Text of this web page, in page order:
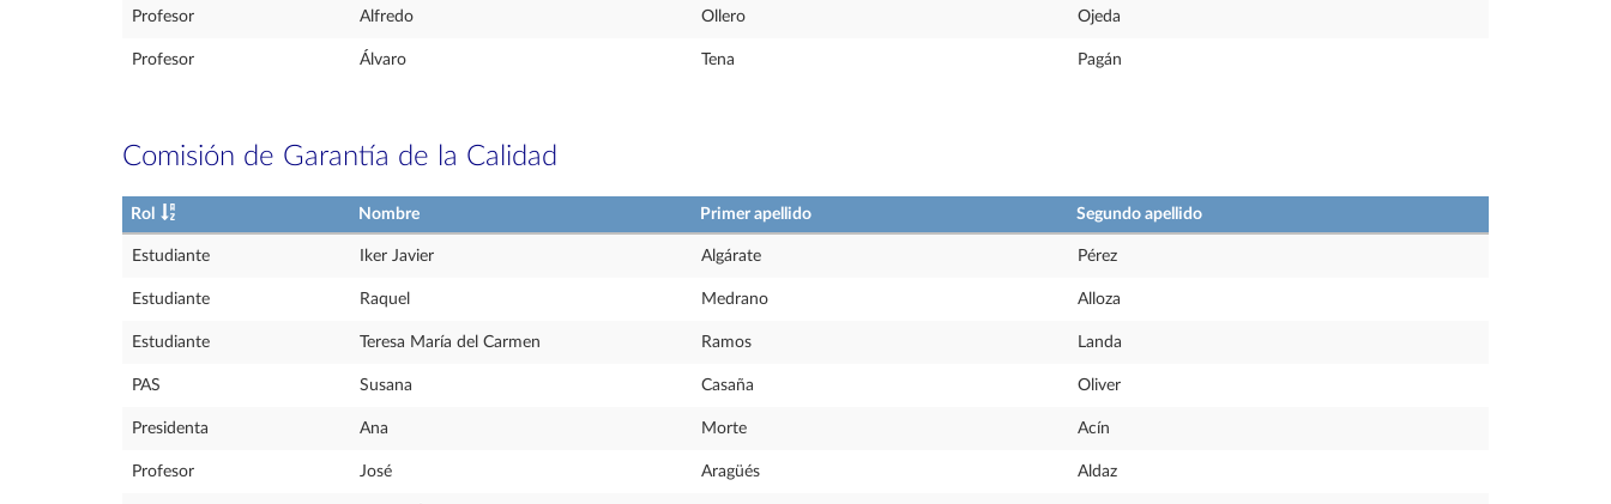
Profesor Alfredo Ollero Ojeda
Profesor Álvaro Tena Pagán
Comisión de Garantía de la Calidad
Rol Nombre Primer apellido Segundo apellido
Estudiante Iker Javier Algárate Pérez
Estudiante Raquel Medrano Alloza
Estudiante Teresa María del Carmen Ramos Landa
PAS Susana Casaña Oliver
Presidenta Ana Morte Acín
Profesor José Aragüés Aldaz